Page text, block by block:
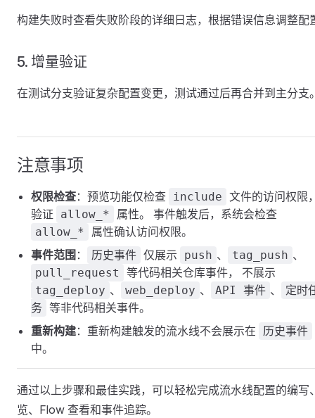
构建失败时查看失败阶段的详细日志，根据错误信息调整配
5. 增量验证
在测试分支验证复杂配置变更，测试通过后再合并到主分支
注意事项
权限检查：预览功能仅检查 include 文件的访问权限
验证
allow_* 属性。 事件触发后，系统会检查
allow_*
属性确认访问权限。
事件范围 ： 历史事件 仅展示 push 、 tag_push 、
pull_request 等代码相关仓库事件， 不展示
tag_deploy 、 web_deploy 、 API 事件 、
定时
务 等非代码相关事件。
重新构建：重新构建触发的流水线不会展示在 历史事件
中。
通过以上步骤和最佳实践，可以轻松完成流水线配置的编写
览、Flow 查看和事件追踪。